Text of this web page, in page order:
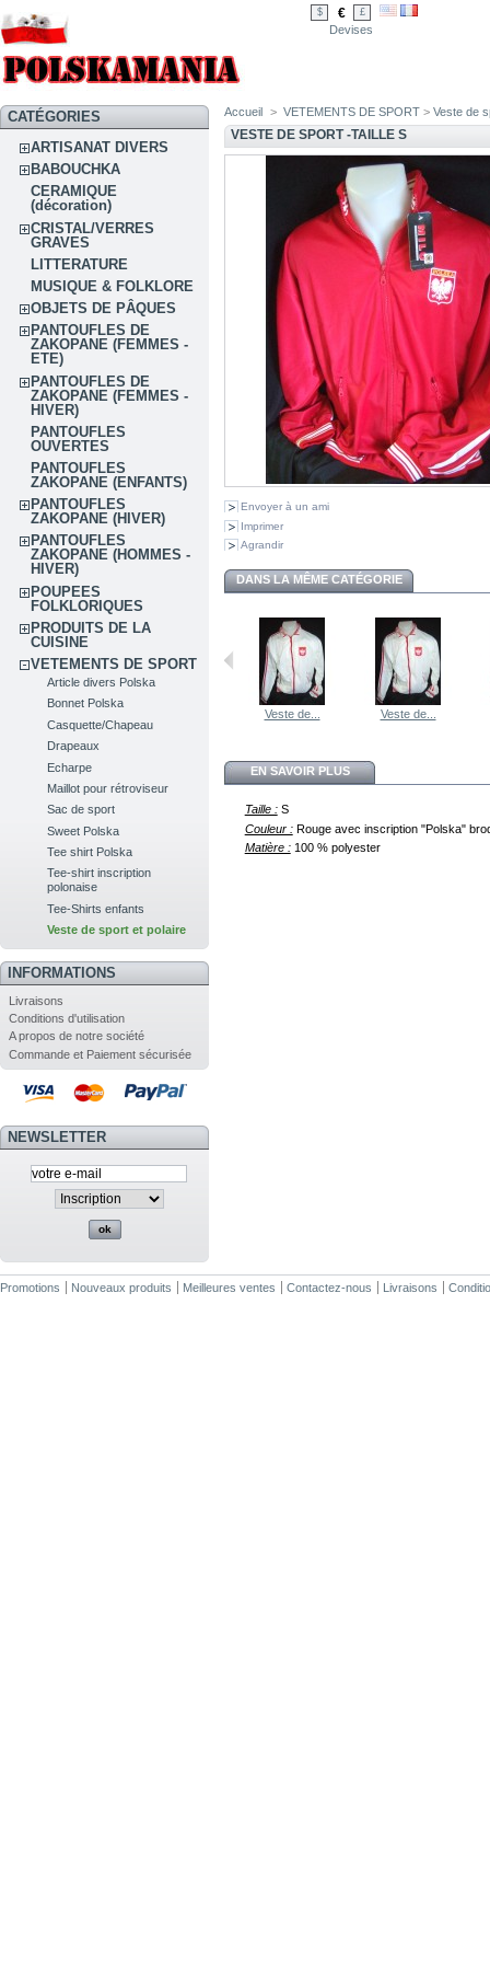
$ € £
Devises
CATÉGORIES
ARTISANAT DIVERS
BABOUCHKA
CERAMIQUE
(décoration)
CRISTAL/VERRES
GRAVES
LITTERATURE
MUSIQUE & FOLKLORE
OBJETS DE PÂQUES
PANTOUFLES DE
ZAKOPANE (FEMMES -
ETE)
PANTOUFLES DE
ZAKOPANE (FEMMES -
HIVER)
PANTOUFLES
OUVERTES
PANTOUFLES
ZAKOPANE (ENFANTS)
PANTOUFLES
ZAKOPANE (HIVER)
PANTOUFLES
ZAKOPANE (HOMMES -
HIVER)
POUPEES
FOLKLORIQUES
PRODUITS DE LA
CUISINE
VETEMENTS DE SPORT
Article divers Polska
Bonnet Polska
Casquette/Chapeau
Drapeaux
Echarpe
Maillot pour rétroviseur
Sac de sport
Sweet Polska
Tee shirt Polska
Tee-shirt inscription
polonaise
Tee-Shirts enfants
Veste de sport et polaire
INFORMATIONS
Livraisons
Conditions d'utilisation
A propos de notre société
Commande et Paiement sécurisée
NEWSLETTER
Accueil > VETEMENTS DE SPORT >Veste de
VESTE DE SPORT -TAILLE S
Envoyer à un ami
Imprimer
Agrandir
DANS LA MÊME CATÉGORIE
Veste de... Veste de...
EN SAVOIR PLUS
Taille :S
Couleur :Rouge avec inscription "Polska"
Matière :100 % polyester
Promotions Nouveaux produits Meilleures ventes Contactez-nous Livraisons